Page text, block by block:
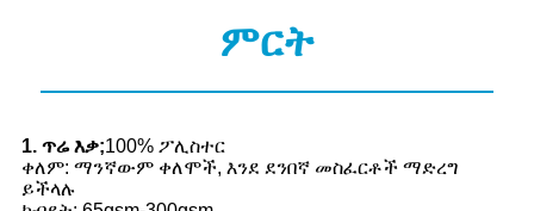
ምርት
1. ጥሬ እቃ;100% ፖሊስተር
ቀለም: ማንኛውም ቀለሞች, እንደ ደንበኛ መስፈርቶች ማድረግ
ይችላሉ